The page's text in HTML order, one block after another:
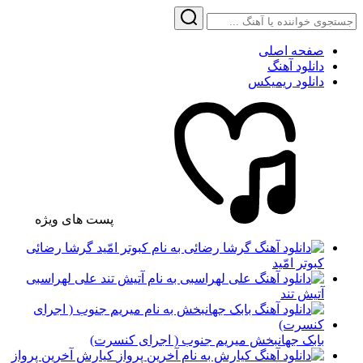
صفحه اصلی
دانلود آهنگ
دانلود ریمیکس
پست های ویژه
گرشا رضائی
کبوتر امّید
علی لهراسبی
آتیش تند
بابک جهانبخش میریم جنوب ( اجرای کنسرت)
کیارش آخرین پرواز